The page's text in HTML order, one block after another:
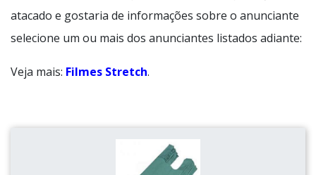
atacado e gostaria de informações sobre o anunciante
selecione um ou mais dos anunciantes listados adiante:
Veja mais: Filmes Stretch.